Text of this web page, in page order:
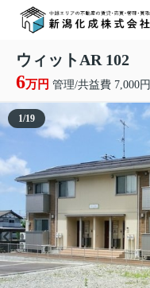
ウィットAR 102
6万円 管理/共益費 7,000円
1/19